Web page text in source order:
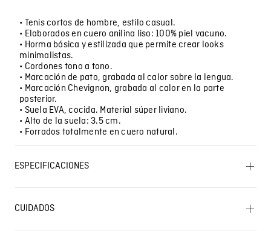
• Tenis cortos de hombre, estilo casual.
• Elaborados en cuero anilina liso: 100% piel vacuno.
• Horma básica y estilizada que permite crear looks
minimalistas.
• Cordones tono a tono.
• Marcación de pato, grabada al calor sobre la lengua.
• Marcación Chevignon, grabada al calor en la parte
posterior.
• Suela EVA, cocida. Material súper liviano.
• Alto de la suela: 3.5 cm.
• Forrados totalmente en cuero natural.
ESPECIFICACIONES
Lavado SIC
profesional con tetracloroetileno y todos los solventes
establecidos para el símbolo F. Proceso moderado.
CUIDADOS